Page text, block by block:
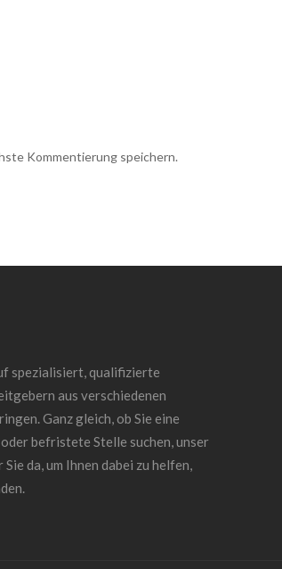
Kommentierung speichern.
spezialisiert, qualifizierte
aus verschiedenen
Ganz gleich, ob Sie eine
befristete Stelle suchen, unser
da, um Ihnen dabei zu helfen,